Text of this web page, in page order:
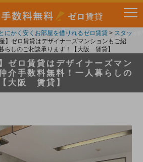
にかく安くお部屋を借りれるゼロ賃貸> スタッ
】ゼロ賃貸はデザイナーズマンションもご紹
らしのご相談承ります！【大阪 賃貸】
ゼロ賃貸はデザイナーズマン
介手数料無料！一人暮らしの
大阪 賃貸】